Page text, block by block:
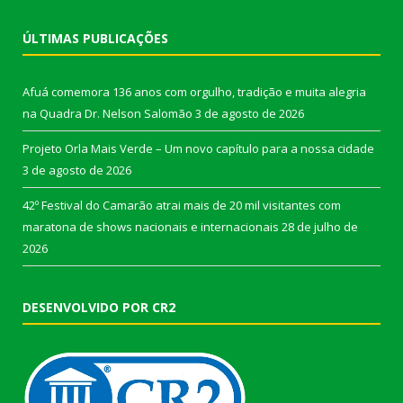
ÚLTIMAS PUBLICAÇÕES
Afuá comemora 136 anos com orgulho, tradição e muita alegria
na Quadra Dr. Nelson Salomão 3 de agosto de 2026
Projeto Orla Mais Verde – Um novo capítulo para a nossa cidade
3 de agosto de 2026
42º Festival do Camarão atrai mais de 20 mil visitantes com
maratona de shows nacionais e internacionais 28 de julho de
2026
DESENVOLVIDO POR CR2